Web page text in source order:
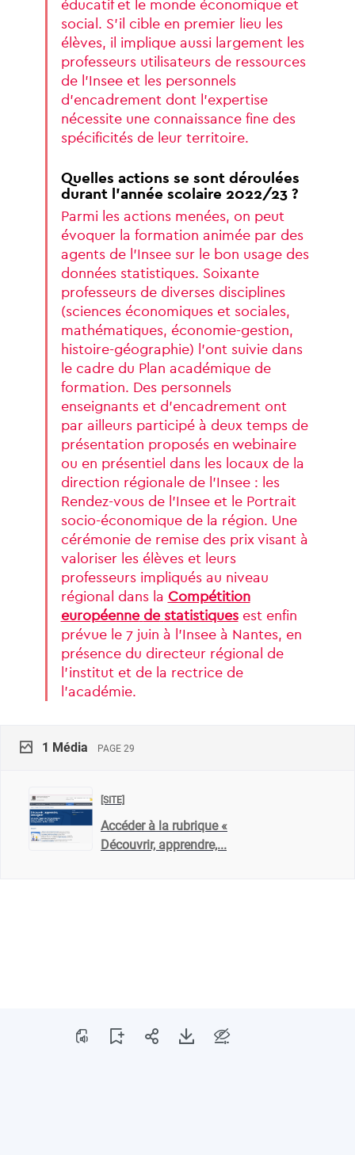
éducatif et le monde économique et
social. S’il cible en premier lieu
les
élèves, il implique aussi largement
les
professeurs utilisateurs de ressources
de l’Insee et les personnels
d’encadrement dont
l’expertise
nécessite une connaissance fine des
spécificités de leur territoire.
Quelles actions se sont déroulées
durant
l’année scolaire 2022/23 ?
Parmi les actions menées, on peut
évoquer la formation animée par des
agents de l’Insee sur le bon usage des
données statistiques. Soixante
professeurs de diverses disciplines
(sciences économiques et sociales,
mathématiques, économie-gestion,
histoire-géographie)
l’ont suivie dans
le cadre du Plan académique de
formation. Des personnels
enseignants et d’encadrement ont
par ailleurs participé à deux temps de
présentation proposés en webinaire
ou en présentiel dans les locaux de la
direction régionale de l’Insee :
les
Rendez-vous de l’Insee et le Portrait
socio-économique de la région. Une
cérémonie de remise des prix visant à
valoriser les élèves et
leurs
professeurs impliqués au niveau
régional
dans la Compétition
européenne de statistiques est enfin
prévue le 7 juin à l’Insee à Nantes, en
présence du directeur régional
de
l’institut et de la rectrice de
l’académie.
1 Média PAGE 29
[SITE]
Accéder à la rubrique «
Découvrir, apprendre,...